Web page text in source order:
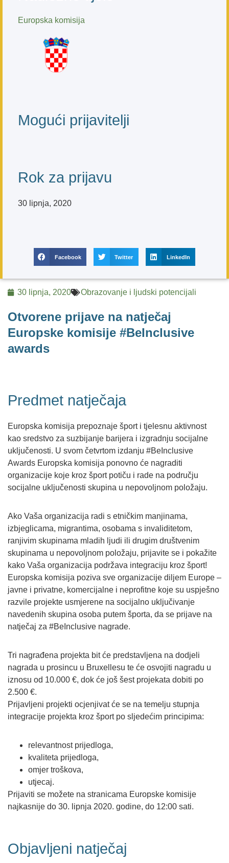
Europska komisija
Mogući prijavitelji
Rok za prijavu
30 lipnja, 2020
Facebook Twitter LinkedIn
30 lipnja, 2020 Obrazovanje i ljudski potencijali
Otvorene prijave na natječaj
Europske komisije #BeInclusive
awards
Predmet natječaja
Europska komisija prepoznaje šport i tjelesnu aktivnost
kao sredstvo za suzbijanje barijera i izgradnju socijalne
uključenosti. U svom četvrtom izdanju #BeInclusive
Awards Europska komisija ponovno će nagraditi
organizacije koje kroz šport potiču i rade na području
socijalne uključenosti skupina u nepovoljnom položaju.
Ako Vaša organizacija radi s etničkim manjinama,
izbjeglicama, migrantima, osobama s invaliditetom,
ranjivim skupinama mladih ljudi ili drugim društvenim
skupinama u nepovoljnom položaju, prijavite se i pokažite
kako Vaša organizacija podržava integraciju kroz šport!
Europska komisija poziva sve organizacije diljem Europe –
javne i privatne, komercijalne i neprofitne koje su uspješno
razvile projekte usmjerene na socijalno uključivanje
navedenih skupina osoba putem športa, da se prijave na
natječaj za #BeInclusive nagrade.
Tri nagrađena projekta bit će predstavljena na dodjeli
nagrada u prosincu u Bruxellesu te će osvojiti nagradu u
iznosu od 10.000 €, dok će još šest projekata dobiti po
2.500 €.
Prijavljeni projekti ocjenjivat će se na temelju stupnja
integracije projekta kroz šport po sljedećim principima:
relevantnost prijedloga,
kvaliteta prijedloga,
omjer troškova,
utjecaj.
Prijaviti se možete na stranicama Europske komisije
najkasnije do 30. lipnja 2020. godine, do 12:00 sati.
Objavljeni natječaj